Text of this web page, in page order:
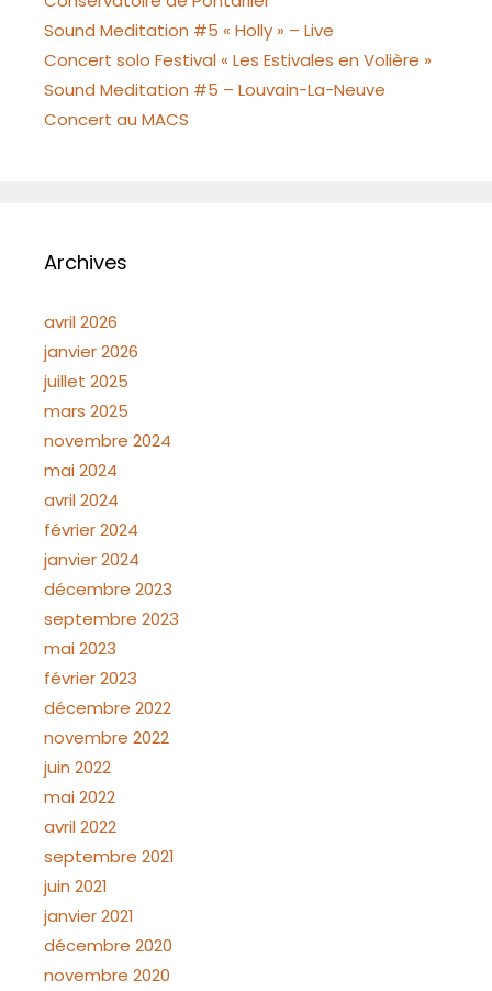
Sound Meditation #5 « Holly » – Live
Concert solo Festival « Les Estivales en Volière »
Sound Meditation #5 – Louvain-La-Neuve
Concert au MACS
Archives
avril 2026
janvier 2026
juillet 2025
mars 2025
novembre 2024
mai 2024
avril 2024
février 2024
janvier 2024
décembre 2023
septembre 2023
mai 2023
février 2023
décembre 2022
novembre 2022
juin 2022
mai 2022
avril 2022
septembre 2021
juin 2021
janvier 2021
décembre 2020
novembre 2020